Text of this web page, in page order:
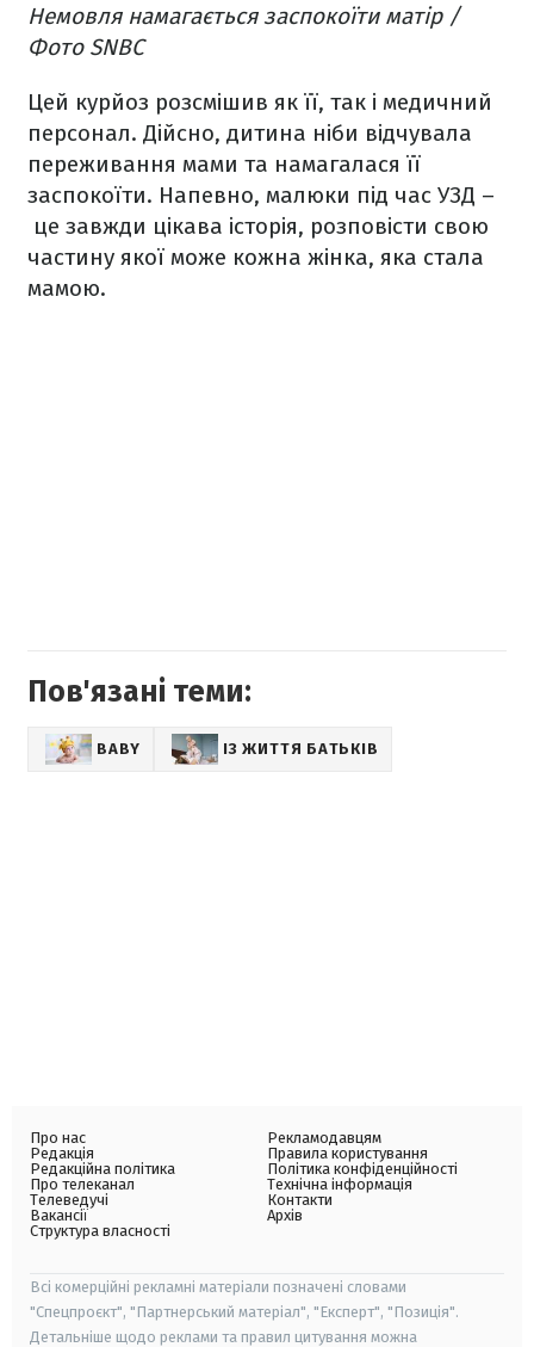
Немовля намагається заспокоїти матір /
Фото SNBC
Цей курйоз розсмішив як її, так і медичний
персонал. Дійсно, дитина ніби відчувала
переживання мами та намагалася її
заспокоїти. Напевно, малюки під час УЗД –
це завжди цікава історія, розповісти свою
частину якої може кожна жінка, яка стала
мамою.
Пов'язані теми:
BABY ІЗ ЖИТТЯ БАТЬКІВ
Про нас
Редакція
Редакційна політика
Про телеканал
Телеведучі
Вакансії
Структура власності
Рекламодавцям
Правила користування
Політика конфіденційності
Технічна інформація
Контакти
Архів
Всі комерційні рекламні матеріали позначені словами
"Спецпроєкт", "Партнерський матеріал", "Експерт", "Позиція".
Детальніше щодо реклами та правил цитування можна